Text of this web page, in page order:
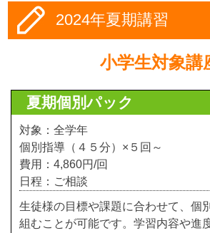
2024年夏期講習
小学生対象講
夏期個別パック
対象：全学年
個別指導（４５分）×５回～
費用：4,860円/回
日程：ご相談
生徒様の目標や課題に合わせて、個
組むことが可能です。学習内容や進